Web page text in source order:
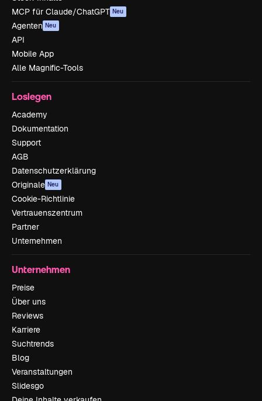
MCP für Claude/ChatGPT Neu
Agenten Neu
API
Mobile App
Alle Magnific-Tools
Loslegen
Academy
Dokumentation
Support
AGB
Datenschutzerklärung
Originale Neu
Cookie-Richtlinie
Vertrauenszentrum
Partner
Unternehmen
Unternehmen
Preise
Über uns
Reviews
Karriere
Suchtrends
Blog
Veranstaltungen
Slidesgo